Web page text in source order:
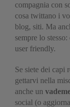
compagnia con
cosa twittano i
blog, siti. Ma
sempre lo
user friendly.
Se siete dei capi
gettarvi nella
anche un
social (o